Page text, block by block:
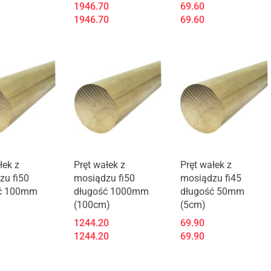
1946.70
1946.70
69.60
69.60
z
fi50
100mm
Pręt wałek z
mosiądzu fi50
długość 1000mm
(100cm)
1244.20
1244.20
Pręt wałek z
mosiądzu fi45
długość 50mm
(5cm)
69.90
69.90